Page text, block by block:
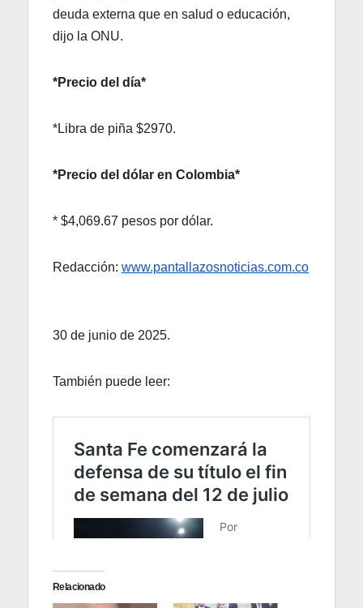
deuda externa que en salud o educación,
dijo la ONU.
*Precio del día*
*Libra de piña $2970.
*Precio del dólar en Colombia*
* $4,069.67 pesos por dólar.
Redacción: www.pantallazosnoticias.com.co
30 de junio de 2025.
También puede leer:
Relacionado